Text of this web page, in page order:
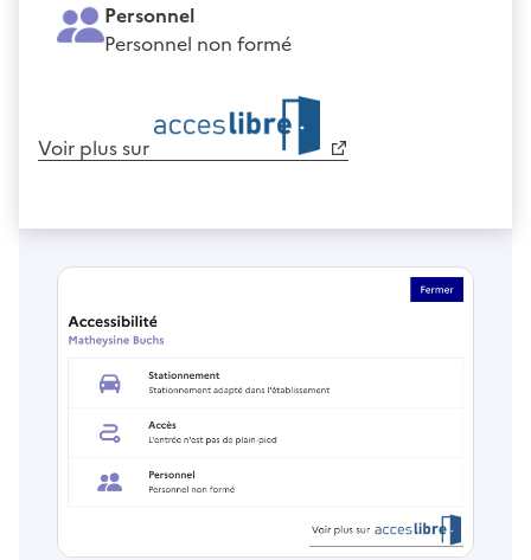
Personnel
Personnel non formé
Voir plus sur